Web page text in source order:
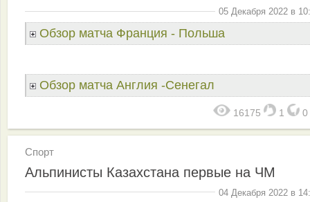
05 Декабря 2022 в
Обзор матча Франция - Польша
Обзор матча Англия -Сенегал
16175 1 0
Спорт
Альпинисты Казахстана первые на ЧМ
04 Декабря 2022 в